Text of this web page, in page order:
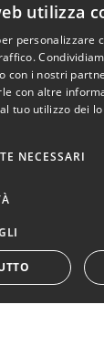
il punto!
Teatro
basta!
utilizza
personalizzare
con i nostri
con altre
tuo utilizzo dei
NECESSARI